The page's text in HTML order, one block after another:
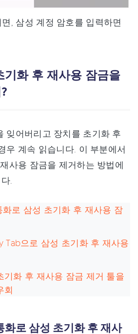
, 삼성 계정 암호를 입력하면
기화 후 재사용 잠금을
잊어버리고 장치를 초기화 후
우 계속 읽습니다. 이 부분에서
사용 잠금을 제거하는 방법에
.
화로 삼성 초기화 후 재사용 잠
Tab으로 삼성 초기화 후 재사용
기화 후 재사용 잠금 제거 툴을
회
화로 삼성 초기화 후 재사